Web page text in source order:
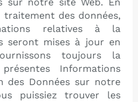
des données,
relatives à la
seront mises à jour en
toujours la
Informations
des Données sur notre
puissiez trouver les